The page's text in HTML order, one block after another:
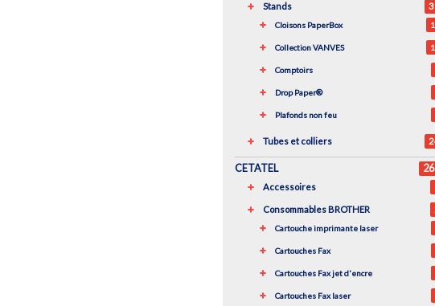
Stands
Cloisons PaperBox
Collection VANVES
Comptoirs
Drop Paper®
Plafonds non feu
Tubes et colliers
CETATEL
Accessoires
Consommables BROTHER
Cartouche imprimante laser
Cartouches Fax
Cartouches Fax jet d'encre
Cartouches Fax laser